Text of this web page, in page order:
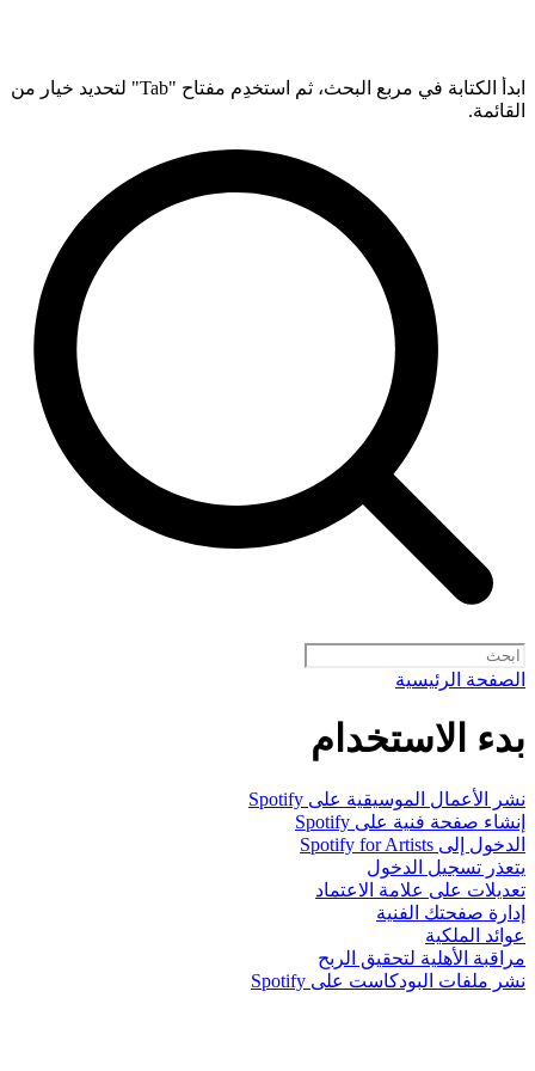
ابدأ الكتابة في مربع البحث، ثم استخدِم مفتاح "Tab" لتحديد خيار من
القائمة.
الصفحة الرئيسية
بدء الاستخدام
نشر الأعمال الموسيقية على Spotify
إنشاء صفحة فنية على Spotify
الدخول إلى Spotify for Artists
يتعذر تسجيل الدخول
تعديلات على علامة الاعتماد
إدارة صفحتك الفنية
عوائد الملكية
مراقبة الأهلية لتحقيق الربح
نشر ملفات البودكاست على Spotify